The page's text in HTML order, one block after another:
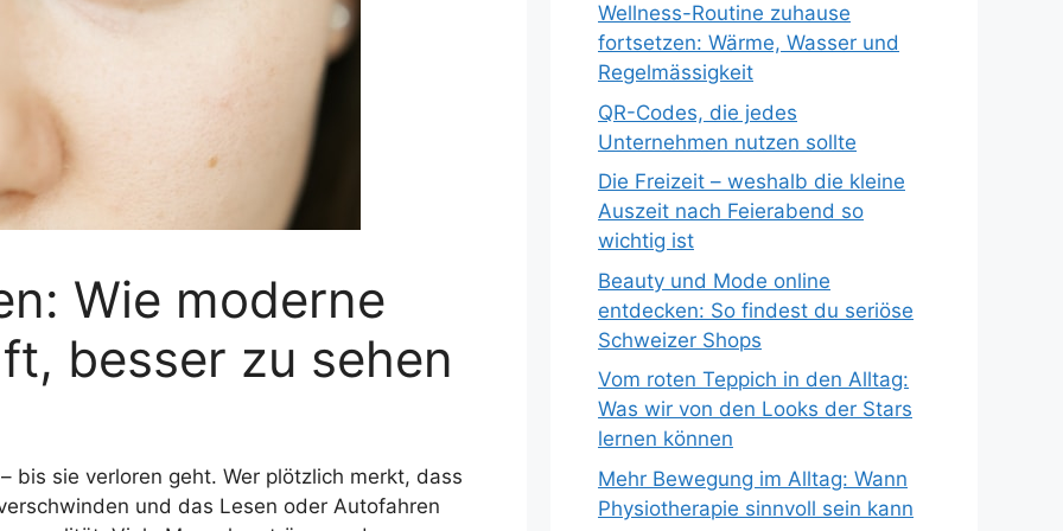
Wie moderne
besser zu sehen
bis sie verloren geht. Wer plötzlich merkt, dass
und das Lesen oder Autofahren
Wellness-Routine zuhause
fortsetzen: Wärme, Wasser und
Regelmässigkeit
QR-Codes, die jedes
Unternehmen nutzen sollte
Die Freizeit – weshalb die kleine
Auszeit nach Feierabend so
wichtig ist
Beauty und Mode online
entdecken: So findest du seriöse
Schweizer Shops
Vom roten Teppich in den Alltag:
Was wir von den Looks der Stars
lernen können
Mehr Bewegung im Alltag: Wann
Physiotherapie sinnvoll sein kann